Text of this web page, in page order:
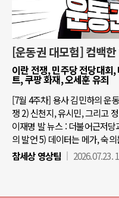
[운동권 대모험] 컴백
이란 전쟁, 민주당 전당대회
트, 쿠팡 화재, 오세훈 유죄
[7월 4주차] 용사 김민하의 운
쟁 2) 신천지, 유시민, 그리고
이재명 발 뉴스 : 더불어근저
의 발언 5) 데이터는 메가, 숙
참세상 영상팀
2026.07.23.